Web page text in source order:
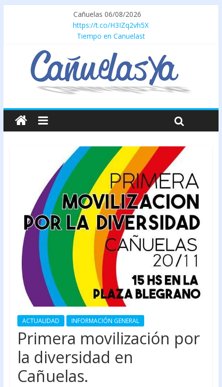
Cañuelas 06/08/2026
https://t.co/H3IZq2vh5X
Tiempo en Canuelast
ACTUALIDAD INFORMACIÓN GENERAL
Primera movilización por
la diversidad en
Cañuelas.